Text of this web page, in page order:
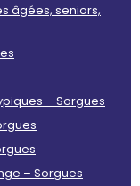
âgées, seniors,
– Sorgues
– Sorgues